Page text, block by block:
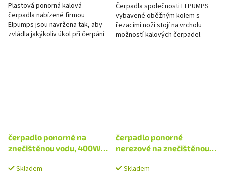
Plastová ponorná kalová
čerpadla nabízené firmou
Elpumps jsou navržena tak, aby
zvládla jakýkoliv úkol při čerpání
čisté nebo znečištěné vody. Tělo
Čerpadla společnosti ELPUMPS
vybavené oběžným kolem s
řezacími noži stojí na vrcholu
možností kalových čerpadel.
Velmi ostré rotující nože z litiny,
čerpadlo ponorné na
znečištěnou vodu, 400W,
Skladem
čerpadlo ponorné
nerezové na znečištěnou
Skladem